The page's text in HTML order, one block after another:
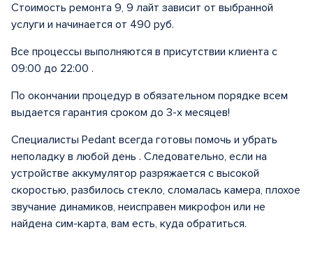
Стоимость ремонта 9, 9 лайт зависит от выбранной
услуги и начинается от 490 руб.
Все процессы выполняются в присутствии клиента с
09:00 до 22:00 .
По окончании процедур в обязательном порядке всем
выдается гарантия сроком до 3-х месяцев!
Специалисты Pedant всегда готовы помочь и убрать
неполадку в любой день . Следовательно, если на
устройстве аккумулятор разряжается с высокой
скоростью, разбилось стекло, сломалась камера, плохое
звучание динамиков, неисправен микрофон или не
найдена сим-карта, вам есть, куда обратиться.